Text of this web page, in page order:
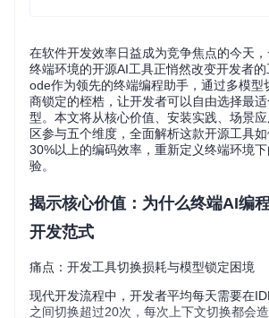
在软件开发效率日益成为竞争焦点的今天
终端环境的开源AI工具正悄然改变开发者
ode作为领先的终端编程助手，通过多模型
商锁定的桎梏，让开发者可以自由选择最
型。本文将从核心价值、安装实践、场景
区参与五个维度，全面解析这款开源工具
30%以上的编码效率，重新定义终端环境
验。
揭示核心价值：为什么终端AI编
开发范式
痛点：开发工具切换损耗与模型锁定困境
现代开发流程中，开发者平均每天需要在
之间切换超过20次，每次上下文切换都会